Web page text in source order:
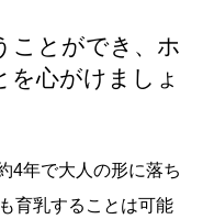
ことができ、ホ
を心がけましょ
4年で大人の形に落ち
育乳することは可能